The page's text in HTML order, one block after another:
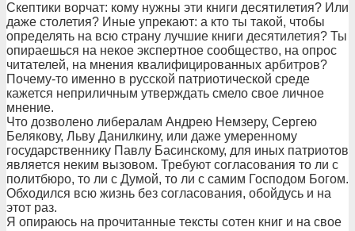
Скептики ворчат: кому нужны эти книги десятилетия? Или
даже столетия? Иные упрекают: а кто ты такой, чтобы
определять на всю страну лучшие книги десятилетия? Ты
опираешься на некое экспертное сообщество, на опрос
читателей, на мнения квалифицированных арбитров?
Почему-то именно в русской патриотической среде
кажется неприличным утверждать смело свое личное
мнение.
Что дозволено либералам Андрею Немзеру, Сергею
Белякову, Льву Данилкину, или даже умеренному
государственнику Павлу Басинскому, для иных патриотов
является неким вызовом. Требуют согласования то ли с
политбюро, то ли с Думой, то ли с самим Господом Богом.
Обходился всю жизнь без согласования, обойдусь и на
этот раз.
Я опираюсь на прочитанные тексты сотен книг и на свое